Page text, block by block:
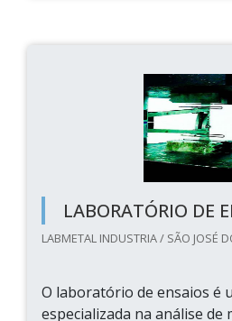
LABORATÓRIO DE
LABMETAL INDUSTRIA / SÃO JOSÉ
O laboratório de ensaios é
especializada na análise de